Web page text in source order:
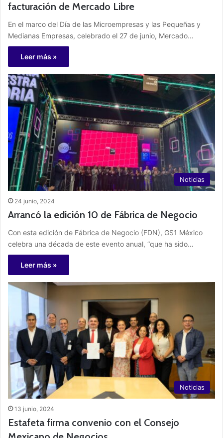
facturación de Mercado Libre
En el marco del Día de las Microempresas y las Pequeñas y
Medianas Empresas, celebrado el 27 de junio, Mercado…
Leer más »
Noticias
24 junio, 2024
Arrancó la edición 10 de Fábrica de Negocio
Con esta edición de Fábrica de Negocio (FDN), GS1 México
celebra una década de este evento anual, “que ha sido…
Leer más »
Noticias
13 junio, 2024
Estafeta firma convenio con el Consejo